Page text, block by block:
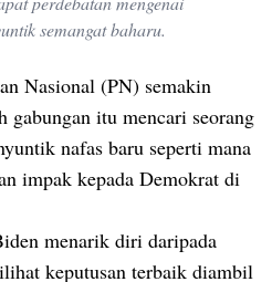
semangat baharu.
Nasional (PN) semakin
gabungan itu mencari seorang
nafas baru seperti mana
impak kepada Demokrat di
menarik diri daripada
keputusan terbaik diambil